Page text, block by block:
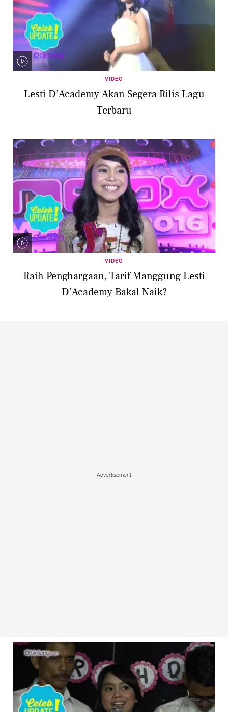
VIDEO
Lesti D’Academy Akan Segera Rilis Lagu
Terbaru
VIDEO
Raih Penghargaan, Tarif Manggung Lesti
D’Academy Bakal Naik?
Advertisement